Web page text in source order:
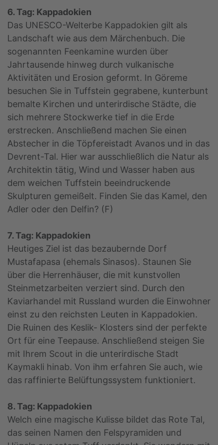
6. Tag: Kappadokien
Das UNESCO-Welterbe Kappadokien gilt als
Landschaft wie aus dem Märchenbuch. Die
sogenannten Feenkamine wurden über
Jahrtausende hinweg durch vulkanische
Aktivitäten und Erosion geformt. In Göreme
besuchen Sie in Tuffstein gegrabene, kunterbunt
bemalte Kirchen und unterirdische Städte, die
sich mehrere Stockwerke tief in die Erde
erstrecken. Anschließend machen Sie einen
Abstecher in die Töpfereistadt Avanos und in das
Devrent-Tal. Hier war ausschließlich die Natur als
Architektin tätig, Wind und Wasser haben aus
dem weichen Tuffstein beeindruckende
Skulpturen gemeißelt. Finden Sie das Kamel, den
Adler oder den Delfin? (F)
7. Tag: Kappadokien
Heutiges Ziel ist das bezaubernde Dorf
Mustafapasa (ehemals Sinasos). Staunen Sie
über die Herrenhäuser, die mit kunstvollen
Steinmetzarbeiten verziert sind. Durch den
Kaviarhandel mit Russland wurden die Einwohner
einst zu den reichsten Leuten in Kappadokien.
Die Ruinen des Keslik- Klosters sind der perfekte
Ort für eine Teepause. Anschließend steigen Sie
mit Ihrem Scout in die unterirdische Stadt
Kaymakli hinab. Von ihm erfahren Sie auch, wie
das raffinierte Belüftungssystem funktioniert.
8. Tag: Kappadokien
Welch eine magische Kulisse bildet das Rote Tal,
das seinen Namen den Felspyramiden und